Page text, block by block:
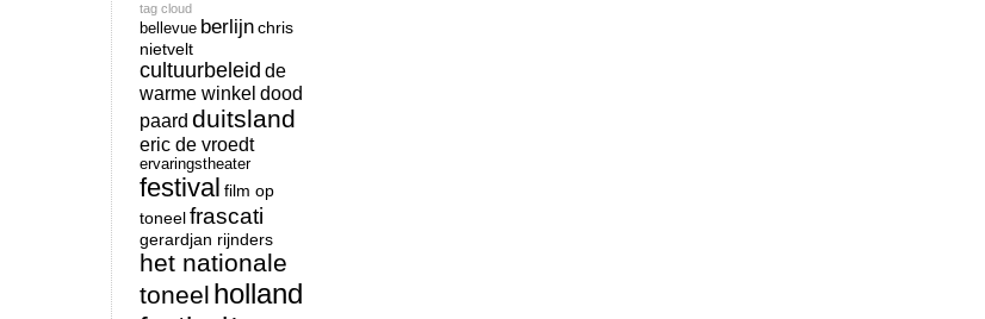
tag cloud
bellevue berlijnchris
nietvelt
cultuurbeleid de
warme winkel dood
paard duitsland
eric de vroedt
ervaringstheater
festival film op
toneelfrascati
gerardjan rijnders
het nationale
toneel holland